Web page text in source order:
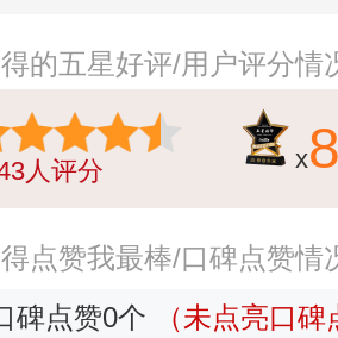
的五星好评/用户评分情
人评分 x
点赞我最棒/口碑点赞情
碑点赞0个
（未点亮口